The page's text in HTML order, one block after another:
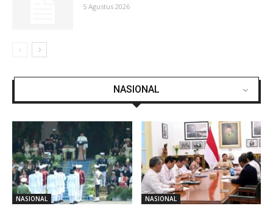
5 Agustus 2026
NASIONAL
NASIONAL NASIONAL